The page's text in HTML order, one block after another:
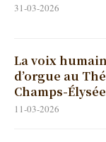
31-03-2026
La voix
d’orgue au
Champs-
11-03-2026